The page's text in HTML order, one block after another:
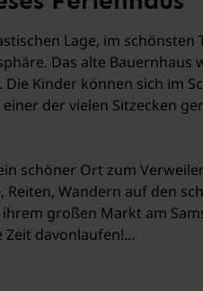
Lage, im
Das alte
Kinder können sich im
der vielen Sitzecken
schöner Ort zum
Reiten, Wandern auf den
großen Markt am
davonlaufen!